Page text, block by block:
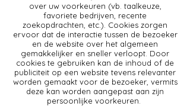
over uw voorkeuren (vb. taalkeuze,
favoriete bedrijven, recente
zoekopdrachten, etc.). Cookies zorgen
ervoor dat de interactie tussen de bezoeker
en de website over het algemeen
gemakkelijker en sneller verloopt. Door
cookies te gebruiken kan de inhoud of de
publiciteit op een website tevens relevanter
worden gemaakt voor de bezoeker, vermits
deze kan worden aangepast aan zijn
persoonlijke voorkeuren.